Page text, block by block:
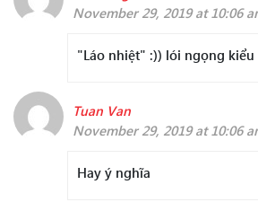
November 29, 2019 at 10:06
"Láo nhiệt" :)) lói ngọng kiểu
Tuan Van
November 29, 2019 at 10:06
Hay ý nghĩa